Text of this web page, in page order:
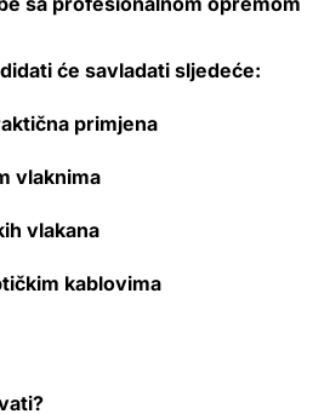
će savladati sljedeće:
primjena
vlaknima
vlakana
kablovima